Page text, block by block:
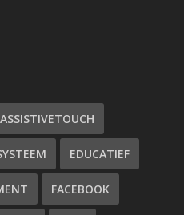
ASSISTIVETOUCH
EDUCATIEF
FACEBOOK